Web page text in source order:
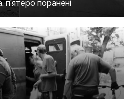
п’ятеро поранені